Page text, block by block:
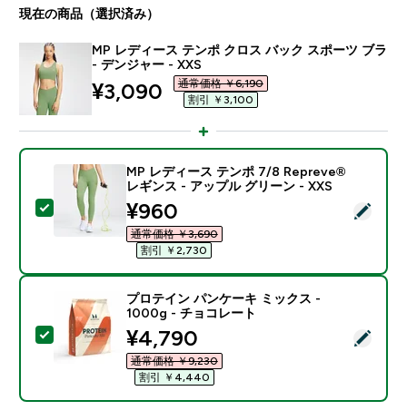
現在の商品（選択済み）
MP レディース テンポ クロス バック スポーツ ブラ
- デンジャー - XXS
discounted price
¥3,090‎
通常価格 ￥6,190‎
割引 ￥3,100‎
この商品を選択 - MP レディース テンポ 7/8
MP レディース テンポ 7/8 Repreve®
レギンス - アップル グリーン - XXS
discounted price
¥960‎
通常価格 ￥3,690‎
割引 ￥2,730‎
この商品を選択 - プロテイン パンケーキ ミックス -
プロテイン パンケーキ ミックス -
1000g - チョコレート
discounted price
¥4,790‎
通常価格 ￥9,230‎
割引 ￥4,440‎